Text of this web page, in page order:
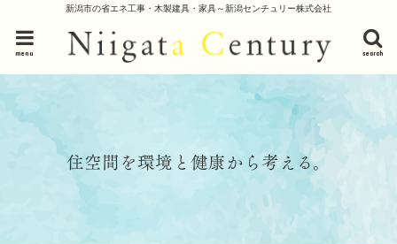
新潟市の省エネ工事・木製建具・家具～新潟センチュリー株式会社
search
menu
住空間を環境と健康から考える。